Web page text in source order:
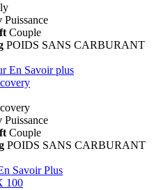
Puissance
Couple
POIDS SANS CARBURANT
En Savoir plus
Puissance
Couple
POIDS SANS CARBURANT
Savoir Plus
100